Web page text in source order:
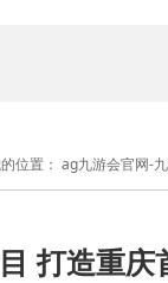
位置： ag九游会官网-
打造重庆